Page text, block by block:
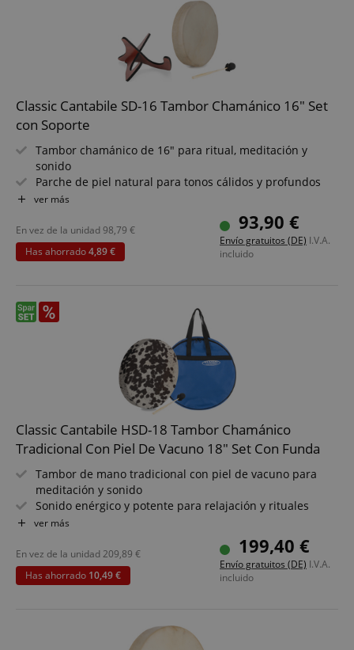
Classic Cantabile SD-16 Tambor Chamánico 16" Set
con Soporte
Tambor chamánico de 16" para ritual, meditación y
sonido
Parche de piel natural para tonos cálidos y profundos
Estructura de madera estable para una tensión
Construcción clásica para una sensación de toque
auténtica
Ideal para yoga, trance, sound healing y terapia
ver más
93,90 €
Envío gratuitos (DE) I.V.A.
incluido
En vez de la unidad98,79 €
Has ahorrado4,89 €
Classic Cantabile HSD-18 Tambor Chamánico
Tradicional Con Piel De Vacuno 18" Set Con Funda
Tambor de mano tradicional con piel de vacuno para
meditación y sonido
Sonido enérgico y potente para relajación y rituales
Tamaño: 18" (Ø 46 cm) para graves profundos y gran
Incluye sistema de sujeción - toca cómodamente
sentado o de pie
Incluye maza - listo para usar en talleres y sesiones
Set económico con funda
ver más
199,40 €
Envío gratuitos (DE) I.V.A.
incluido
En vez de la unidad209,89 €
Has ahorrado 10,49 €